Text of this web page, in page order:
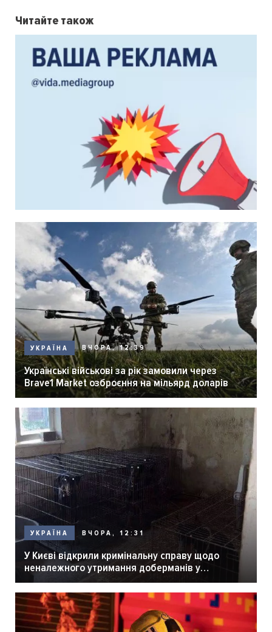
Читайте також
УКРАЇНА ВЧОРА, 12:39
Українські військові за рік замовили через
Brave1 Market озброєння на мільярд доларів
УКРАЇНА ВЧОРА, 12:31
У Києві відкрили кримінальну справу щодо
неналежного утримання доберманів у
розпліднику